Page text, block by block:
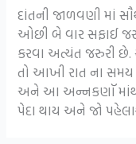
દાંતની જાળવણી માં
ઓછી બે વાર સફાઈ
કરવા અત્યંત જરુરી છે.
તો આખી રાત ના સમય
અને આ અન્નકણૉ માંથી
પેદા થાય અને જો